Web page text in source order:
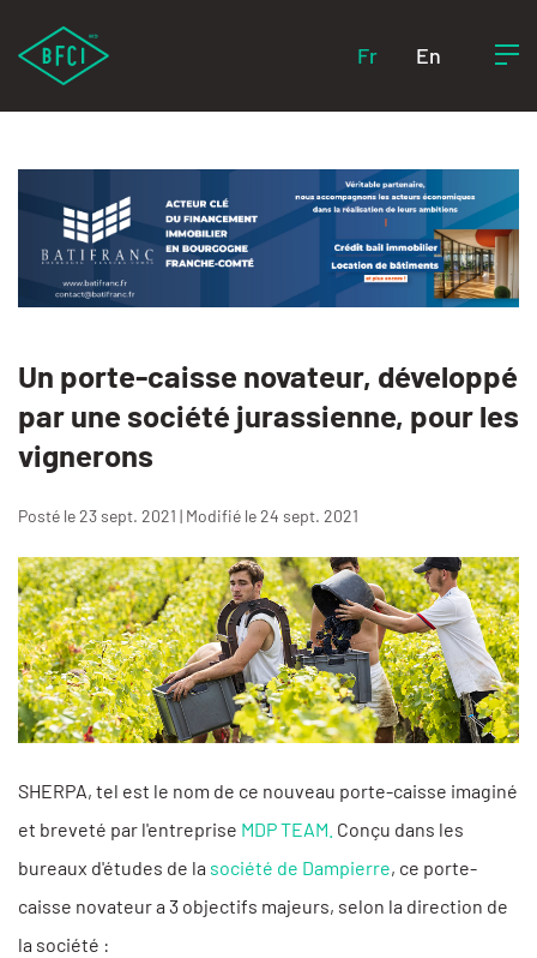
Fr En
Un porte-caisse novateur, développé
par une société jurassienne, pour les
vignerons
Posté le 23 sept. 2021 | Modifié le 24 sept. 2021
SHERPA, tel est le nom de ce nouveau porte-caisse imaginé
et breveté par l'entreprise MDP TEAM. Conçu dans les
bureaux d'études de la société de Dampierre, ce porte-
caisse novateur a 3 objectifs majeurs, selon la direction de
la société :